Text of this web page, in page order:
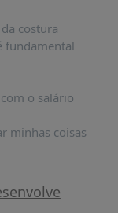
costura
fundamental
o salário
minhas coisas